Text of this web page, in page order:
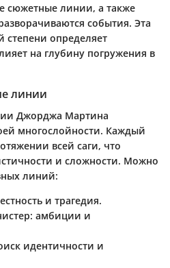
сюжетные линии, а также
события. Эта
степени определяет
на глубину погружения в
линии
Джорджа Мартина
многослойности. Каждый
всей саги, что
и сложности. Можно
линий:
и трагедия.
: амбиции и
идентичности и